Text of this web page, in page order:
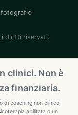
i diritti riservati.
clinici. Non è
finanziaria.
di coaching non clinico,
abilitata o un